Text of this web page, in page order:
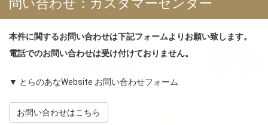
問い合わせ：カスタマーセンター
本件に関するお問い合わせは下記フォームよりお願い致します。
電話でのお問い合わせは受け付けておりません。
▼ とらのあなWebsite お問い合わせフォーム
お問い合わせはこちら